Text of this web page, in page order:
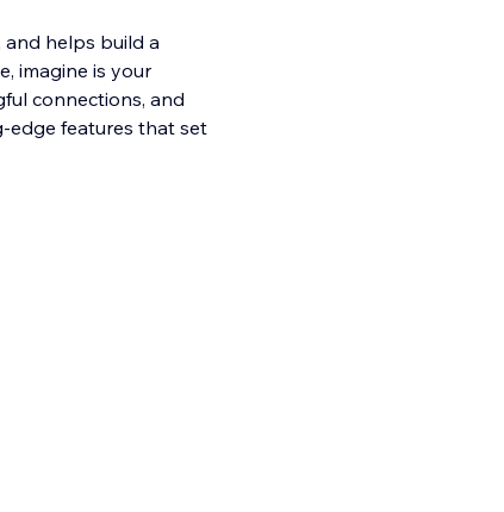
and helps build a
imagine is your
connections, and
edge features that set